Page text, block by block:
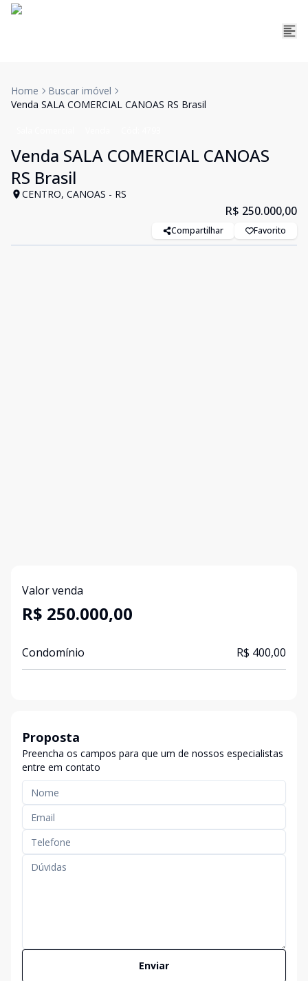
Home
Buscar imóvel
Venda SALA COMERCIAL CANOAS RS Brasil
Venda SALA COMERCIAL CANOAS
RS Brasil
CENTRO, CANOAS - RS
R$ 250.000,00
Compartilhar Favorito
Valor venda
R$ 250.000,00
Condomínio R$ 400,00
Proposta
Preencha os campos para que um de nossos especialistas
entre em contato
Enviar